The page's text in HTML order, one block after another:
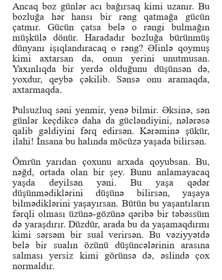
Ancaq boz günlər acı bağırsaq kimi uzanır. Bu
bozluğa hər hansı bir rəng qatmağa gücün
çatmır. Gücün çatsa belə o rəngi bulmağın
müşkülə dönür. Haradadır bozluğa bürünmüş
dünyanı işıqlandıracaq o rəng? Əlinlə qoymuş
kimi axtarsan da, onun yerini unutmusan.
Yaxınlıqda bir yerdə olduğunu düşünsən də,
yoxdur, qeybə çəkilib. Sənsə onu aramaqda,
axtarmaqda.
Pulsuzluq səni yenmir, yenə bilmir. Əksinə, sən
günlər keçdikcə daha da gücləndiyini, nələrəsə
qalib gəldiyini fərq edirsən. Kərəminə şükür,
ilahi! İnsana bu halında möcüzə yaşada bilirsən.
Ömrün yarıdan çoxunu arxada qoyubsan. Bu,
nəğd, ortada olan bir şey. Bunu anlamayacaq
yaşda deyilsən yəni. Bu yaşa qədər
düşünmədiklərini düşünə bilirsən, yaşaya
bilmədiklərini yaşayırsan. Bütün bu yaşantıların
fərqli olması üzünə-gözünə qəribə bir təbəssüm
də yaraşdırır. Düzdür, arada bu da yaşamaqdırmı
kimi sərsəm bir sual verirsən. Bu vəziyyətdə
belə bir sualın özünü düşüncələrinin arasına
salması yersiz kimi görünsə də, əslində çox
normaldır.